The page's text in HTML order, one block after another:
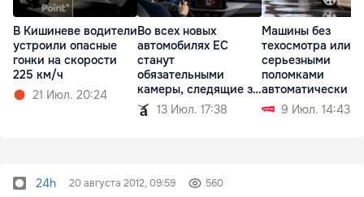
В Кишиневе водители
устроили опасные
гонки на скорости
225 км/ч
21 Июл. 20:24
Во всех новых
автомобилях ЕС
станут
обязательными
камеры, следящие за
водителем
13 Июл. 17:38
Машины без
техосмотра или с
серьезными
поломками
автоматически
регистрации
9 Июл. 14:43
24h 20 августа 2012, 09:59 560